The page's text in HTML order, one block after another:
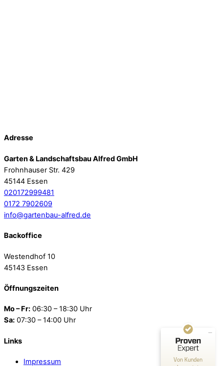
Adresse
Garten & Landschaftsbau Alfred GmbH
Frohnhauser Str. 429
45144 Essen
020172999481
0172 7902609
info@gartenbau-alfred.de
Backoffice
Westendhof 10
45143 Essen
Öffnungszeiten
Mo – Fr: 06:30 – 18:30 Uhr
Sa: 07:30 – 14:00 Uhr
Links
Impressum
Von Kunden
8
Bewertungen auf
ProvenExpert.com